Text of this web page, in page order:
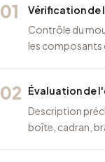
01
Vérification
Contrôle du
les composants
02
Évaluation de
Description
boîte, cadran,